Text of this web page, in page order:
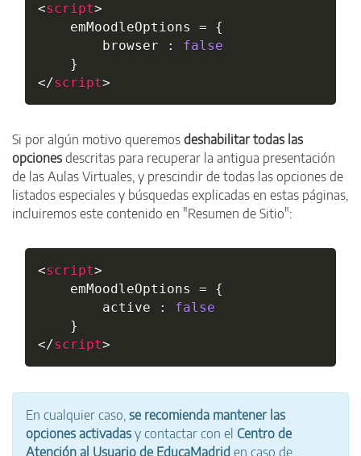
<script>
	emMoodleOptions
=
{
		browser
:
false
}
</script>
Si por algún motivo queremos deshabilitar todas las
opciones descritas para recuperar la antigua presentación
de las Aulas Virtuales, y prescindir de todas las opciones de
listados especiales y búsquedas explicadas en estas páginas,
incluiremos este contenido en "Resumen de Sitio":
<script>
	emMoodleOptions
=
{
		active
:
false
}
</script>
En cualquier caso, se recomienda mantener las
opciones activadasy contactar con el Centro de
Atención al Usuario de EducaMadrid en caso de